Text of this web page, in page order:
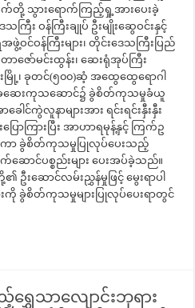
သက်တို့ သွားရောက်ကြည့်ရှု့အားပေးခဲ့
း ဝန်ကြီးချုပ် ဦးမျိုးဆွေဝင်းနှင့်
င်ဝန်ကြီးများ၊ တိုင်းဒေသကြီးပြည်
တာဇော်မင်းထွန်း၊ ဆေးရုံအုပ်ကြီး
ြို့၊ ခုတင်(၅၀၀)ဆံ့ အထွေထွေရောဂါ
ခဆေးကုသဆောင်၌ ခွဲစိတ်ကုသမှုခံယူ
ါင်ကွဲလူနာများအား ရင်းရင်းနှီးနှီး
ကြားပြီး အာဟာရမုန့်နှင့် ကြက်ဥ
အပ်ကာ ခွဲစိတ်ကုသမှုပြုလုပ်ပေးသည့်
ဆောင်ပစ္စည်းများ ပေးအပ်ခဲ့သည်။
းဆောင်လမ်းညွှန်မှုဖြင့် မွေးရာပါ
းကို ခွဲစိတ်ကုသမှုများပြုလုပ်ပေးရာတွင်
ရွှေသာလျောင်းဘုရား